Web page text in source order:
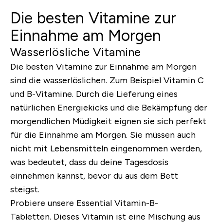
Die besten Vitamine zur
Einnahme am Morgen
Wasserlösliche Vitamine
Die besten Vitamine zur Einnahme am Morgen
sind die wasserlöslichen. Zum Beispiel Vitamin C
und B-Vitamine. Durch die Lieferung eines
natürlichen Energiekicks und die Bekämpfung der
morgendlichen Müdigkeit eignen sie sich perfekt
für die Einnahme am Morgen. Sie müssen auch
nicht mit Lebensmitteln eingenommen werden,
was bedeutet, dass du deine Tagesdosis
einnehmen kannst, bevor du aus dem Bett
steigst.
Probiere unsere Essential Vitamin-B-
Tabletten. Dieses Vitamin ist eine Mischung aus